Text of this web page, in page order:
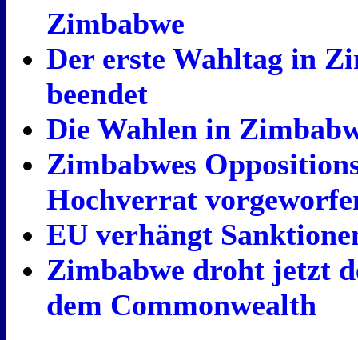
Zimbabwe
Der erste Wahltag in
beendet
Die Wahlen in
Zimbabwes
Hochverrat
EU verhängt
Zimbabwe droht jetzt
dem Commonwealth